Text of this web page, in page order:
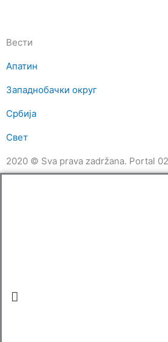
Вести
Апатин
Западнобачки округ
Србија
Свет
2020 © Sva prava zadržana. Portal